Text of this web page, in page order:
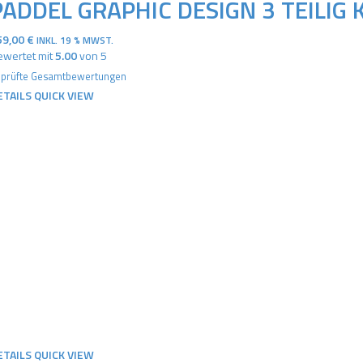
GRAPHIC DESIGN 3 TEILIG
€ INKL. 19 % MWST.
mit5.00von 5
Gesamtbewertungen
QUICK VIEW
QUICK VIEW